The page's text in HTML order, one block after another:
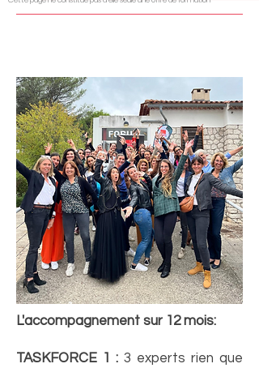
L'accompagnement sur 12 mois:
TASKFORCE 1 : 3 experts rien que